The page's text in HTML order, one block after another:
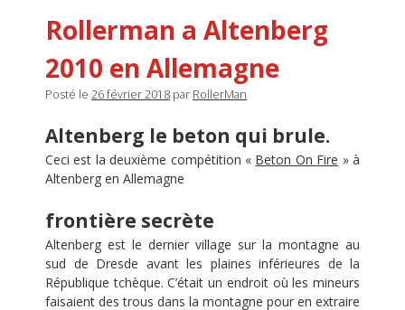
Rollerman a Altenberg
2010 en Allemagne
Posté le 26 février 2018 par RollerMan
Altenberg le beton qui brule.
Ceci est la deuxième compétition « Beton On Fire » à
Altenberg en Allemagne
frontière secrète
Altenberg est le dernier village sur la montagne au
sud de Dresde avant les plaines inférieures de la
République tchèque. C’était un endroit où les mineurs
faisaient des trous dans la montagne pour en extraire